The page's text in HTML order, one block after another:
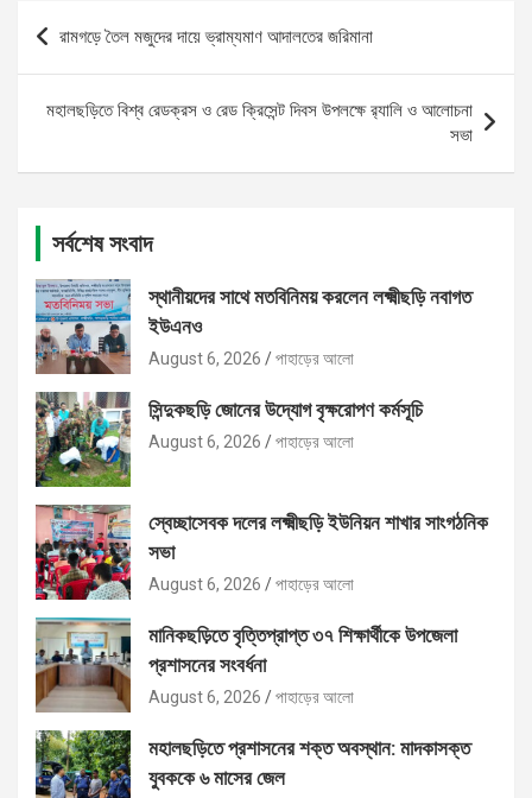
Post
navigation
রামগড়ে তৈল মজুদের দায়ে ভ্রাম্যমাণ আদালতের জরিমানা
মহালছড়িতে বিশ্ব রেডক্রস ও রেড ক্রিসেন্ট দিবস উপলক্ষে র‌্যালি ও আলোচনা
সভা
সর্বশেষ সংবাদ
স্থানীয়দের সাথে মতবিনিময় করলেন লক্ষ্মীছড়ি নবাগত
ইউএনও
August 6, 2026 পাহাড়ের আলো
সিন্দুকছড়ি জোনের উদ্যোগ বৃক্ষরোপণ কর্মসূচি
August 6, 2026 পাহাড়ের আলো
স্বেচ্ছাসেবক দলের লক্ষ্মীছড়ি ইউনিয়ন শাখার সাংগঠনিক
সভা
August 6, 2026 পাহাড়ের আলো
মানিকছড়িতে বৃত্তিপ্রাপ্ত ৩৭ শিক্ষার্থীকে উপজেলা
প্রশাসনের সংবর্ধনা
August 6, 2026 পাহাড়ের আলো
মহালছড়িতে প্রশাসনের শক্ত অবস্থান: মাদকাসক্ত
যুবককে ৬ মাসের জেল